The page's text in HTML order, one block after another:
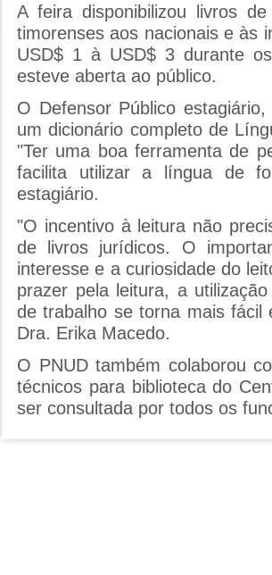
A feira disponibilizou livros
timorenses aos nacionais e às
USD$ 1 à USD$ 3 durante
esteve aberta ao público.
O Defensor Público
um dicionário completo de
"Ter uma boa ferramenta de
facilita utilizar a língua de
estagiário.
"O incentivo à leitura não
de livros jurídicos. O
interesse e a curiosidade do
prazer pela leitura, a
de trabalho se torna mais fácil
Dra. Erika Macedo.
O PNUD também colaborou
técnicos para biblioteca do
ser consultada por todos os